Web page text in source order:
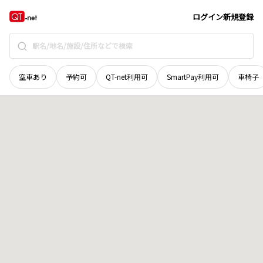
ログイン新規登録
空車あり 予約可 QT-net利用可 SmartPay利用可 車椅子
北海道